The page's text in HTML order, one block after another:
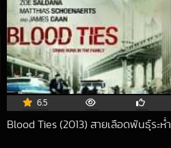
6.5
Blood Ties (2013) สายเลือดพันธุ์ระห่ำ